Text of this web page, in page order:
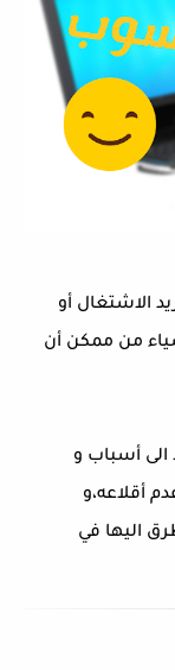
الاشتغال أو
من ممكن أن
أسباب و
أقلاعه،و
اليها في